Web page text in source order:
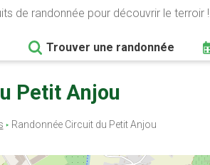
de randonnée pour découvrir le terroir !
Trouver une randonnée
Petit Anjou
Randonnée Circuit du Petit Anjou